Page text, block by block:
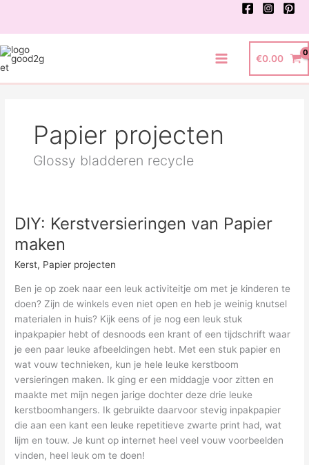
de
inhoud
€0.00
Papier projecten
Glossy bladderen recycle
DIY: Kerstversieringen van Papier
maken
Kerst, Papier projecten
Ben je op zoek naar een leuk activiteitje om met je kinderen te
doen? Zijn de winkels even niet open en heb je weinig knutsel
materialen in huis? Kijk eens of je nog een leuk stuk
inpakpapier hebt of desnoods een krant of een tijdschrift waar
je een paar leuke afbeeldingen hebt. Met een stuk papier en
wat vouw technieken, kun je hele leuke kerstboom
versieringen maken. Ik ging er een middagje voor zitten en
maakte met mijn negen jarige dochter deze drie leuke
kerstboomhangers. Ik gebruikte daarvoor stevig inpakpapier
die aan een kant een leuke repetitieve zwarte print had, wat
lijm en touw. Je kunt op internet heel veel vouw voorbeelden
vinden, heel leuk om te doen!